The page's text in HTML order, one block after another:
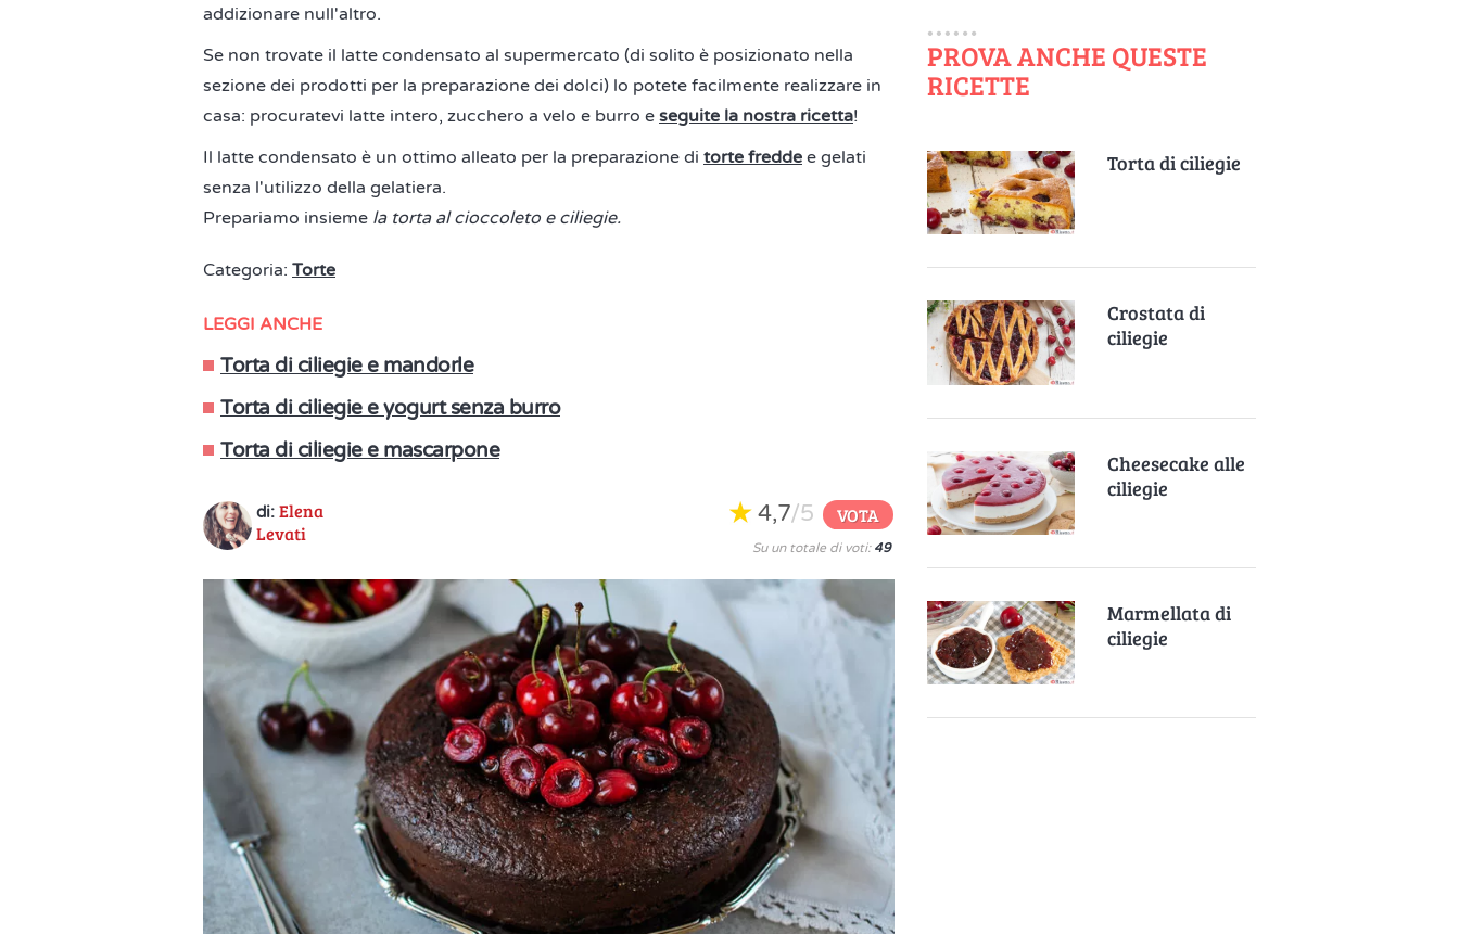
addizionare null'altro.
Se non trovate il latte condensato al supermercato (di solito è posizionato nella
sezione dei prodotti per la preparazione dei dolci) lo potete facilmente realizzare in
casa: procuratevi latte intero, zucchero a velo e burro e seguite la nostra ricetta!
Il latte condensato è un ottimo alleato per la preparazione di torte fredde e gelati
senza l'utilizzo della gelatiera.
Prepariamo insieme la torta al cioccoleto e ciliegie.
Categoria: Torte
LEGGI ANCHE
Torta di ciliegie e mandorle
Torta di ciliegie e yogurt senza burro
Torta di ciliegie e mascarpone
di: Elena
Levati
4,7/5 VOTA
Su un totale di voti: 49
PROVA ANCHE QUESTE
RICETTE
Torta di ciliegie
Crostata di
ciliegie
Cheesecake alle
ciliegie
Marmellata di
ciliegie